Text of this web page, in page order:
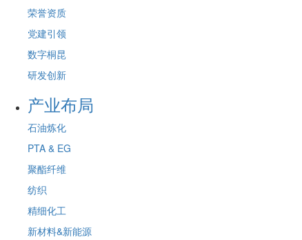
荣誉资质
党建引领
数字桐昆
研发创新
产业布局
石油炼化
PTA & EG
聚酯纤维
纺织
精细化工
新材料&新能源